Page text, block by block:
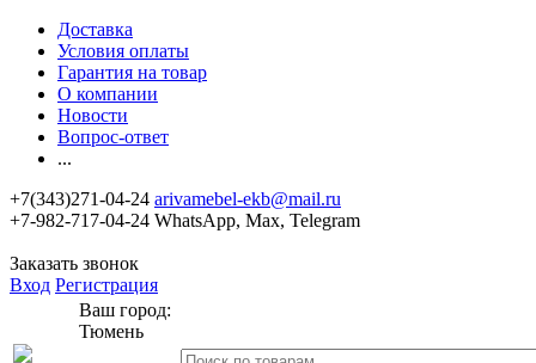
Доставка
Условия оплаты
Гарантия на товар
О компании
Новости
Вопрос-ответ
...
+7(343)271-04-24 arivamebel-ekb@mail.ru
+7-982-717-04-24 WhatsApp, Max, Telegram
Заказать звонок
Вход Регистрация
Ваш город:
Тюмень